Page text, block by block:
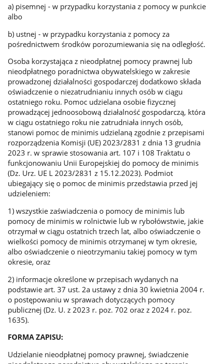
a) pisemnej - w przypadku korzystania z pomocy w punkcie
albo
b) ustnej - w przypadku korzystania z pomocy za
pośrednictwem środków porozumiewania się na odległość.
Osoba korzystająca z nieodpłatnej pomocy prawnej lub
nieodpłatnego poradnictwa obywatelskiego w zakresie
prowadzonej działalności gospodarczej dodatkowo składa
oświadczenie o niezatrudnianiu innych osób w ciągu
ostatniego roku. Pomoc udzielana osobie fizycznej
prowadzącej jednoosobową działalność gospodarczą, która
w ciągu ostatniego roku nie zatrudniała innych osób,
stanowi pomoc de minimis udzielaną zgodnie z przepisami
rozporządzenia Komisji (UE) 2023/2831 z dnia 13 grudnia
2023 r. w sprawie stosowania art. 107 i 108 Traktatu o
funkcjonowaniu Unii Europejskiej do pomocy de minimis
(Dz. Urz. UE L 2023/2831 z 15.12.2023). Podmiot
ubiegający się o pomoc de minimis przedstawia przed jej
udzieleniem:
1) wszystkie zaświadczenia o pomocy de minimis lub
pomocy de minimis w rolnictwie lub w rybołówstwie, jakie
otrzymał w ciągu ostatnich trzech lat, albo oświadczenie o
wielkości pomocy de minimis otrzymanej w tym okresie,
albo oświadczenie o nieotrzymaniu takiej pomocy w tym
okresie, oraz
2) informacje określone w przepisach wydanych na
podstawie art. 37 ust. 2a ustawy z dnia 30 kwietnia 2004 r.
o postępowaniu w sprawach dotyczących pomocy
publicznej (Dz. U. z 2023 r. poz. 702 oraz z 2024 r. poz.
1635).
FORMA ZAPISU:
Udzielanie nieodpłatnej pomocy prawnej, świadczenie